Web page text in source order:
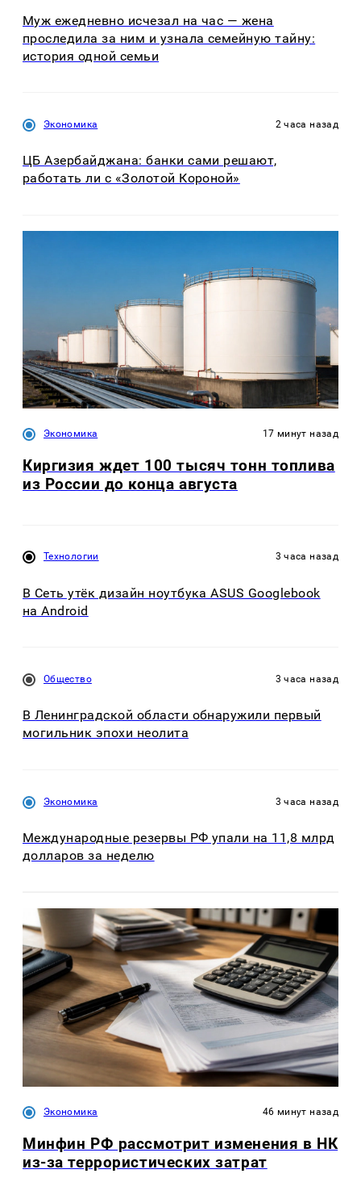
Муж ежедневно исчезал на час — жена
проследила за ним и узнала семейную тайну:
история одной семьи
Экономика 2 часа назад
ЦБ Азербайджана: банки сами решают,
работать ли с «Золотой Короной»
Экономика 17 минут назад
Киргизия ждет 100 тысяч тонн топлива
из России до конца августа
Технологии 3 часа назад
В Сеть утёк дизайн ноутбука ASUS Googlebook
на Android
Общество 3 часа назад
В Ленинградской области обнаружили первый
могильник эпохи неолита
Экономика 3 часа назад
Международные резервы РФ упали на 11,8 млрд
долларов за неделю
Экономика 46 минут назад
Минфин РФ рассмотрит изменения в НК
из-за террористических затрат